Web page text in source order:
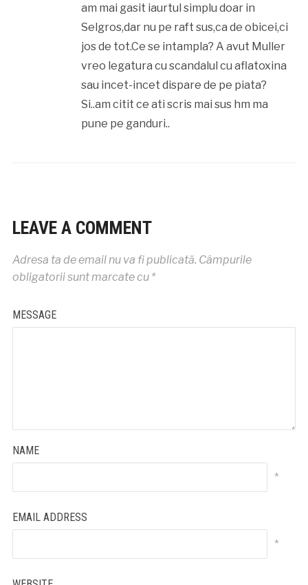
am mai gasit iaurtul simplu doar in
Selgros,dar nu pe raft sus,ca de obicei,ci
jos de tot.Ce se intampla? A avut Muller
vreo legatura cu scandalul cu aflatoxina
sau incet-incet dispare de pe piata?
Si..am citit ce ati scris mai sus hm ma
pune pe ganduri..
LEAVE A COMMENT
Adresa ta de email nu va fi publicată. Câmpurile
obligatorii sunt marcate cu *
MESSAGE
NAME
*
EMAIL ADDRESS
*